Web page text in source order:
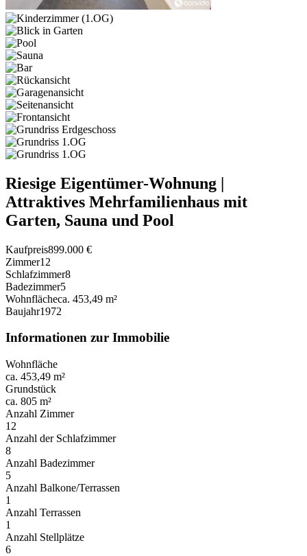
Riesige Eigentümer-Wohnung |
Attraktives Mehrfamilienhaus mit
Garten, Sauna und Pool
Kaufpreis899.000 €
Zimmer12
Schlafzimmer8
Badezimmer5
Wohnflächeca. 453,49 m²
Baujahr1972
Informationen zur Immobilie
Wohnfläche
ca. 453,49 m²
Grundstück
ca. 805 m²
Anzahl Zimmer
12
Anzahl der Schlafzimmer
8
Anzahl Badezimmer
5
Anzahl Balkone/Terrassen
1
Anzahl Terrassen
1
Anzahl Stellplätze
6